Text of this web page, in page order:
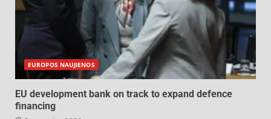
EUROPOS NAUJIENOS
EU development bank on track to expand defence
financing